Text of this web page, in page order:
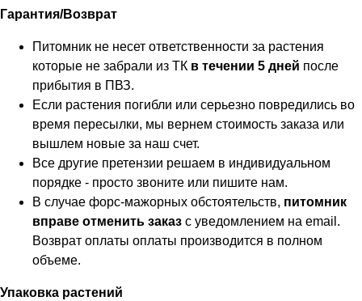
Гарантия/Возврат
Питомник не несет ответственности за растения
которые не забрали из ТК в течении 5 дней после
прибытия в ПВЗ.
Если растения погибли или серьезно повредились во
время пересылки, мы вернем стоимость заказа или
вышлем новые за наш счет.
Все другие претензии решаем в индивидуальном
порядке - просто звоните или пишите нам.
В случае форс-мажорных обстоятельств, питомник
вправе отменить заказ с уведомлением на email.
Возврат оплаты оплаты производится в полном
объеме.
Упаковка растений